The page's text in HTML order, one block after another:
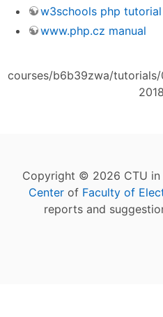
w3schools php tutorial
www.php.cz manual
courses/b6b39zwa/
Copyright © 2026 CTU in
Center of Faculty of
reports and